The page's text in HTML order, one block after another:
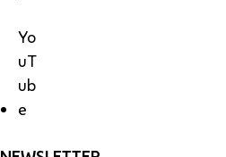
Yo
uT
ub
e